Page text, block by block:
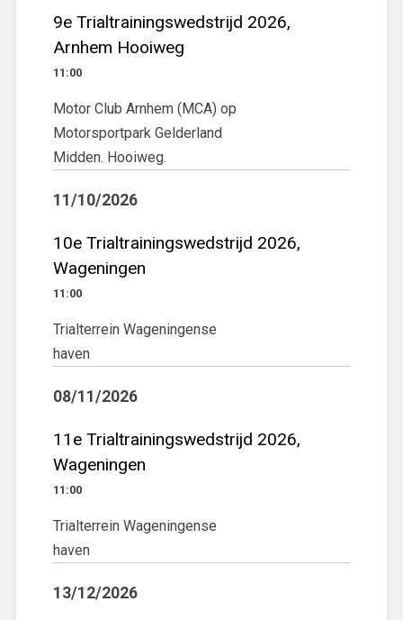
9e Trialtrainingswedstrijd 2026,
Arnhem Hooiweg
11:00
Motor Club Arnhem (MCA) op
Motorsportpark Gelderland
Midden. Hooiweg.
11/10/2026
10e Trialtrainingswedstrijd 2026,
Wageningen
11:00
Trialterrein Wageningense
haven
08/11/2026
11e Trialtrainingswedstrijd 2026,
Wageningen
11:00
Trialterrein Wageningense
haven
13/12/2026